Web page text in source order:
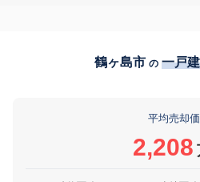
鶴ヶ島市 の 一戸
平均売却
2,208